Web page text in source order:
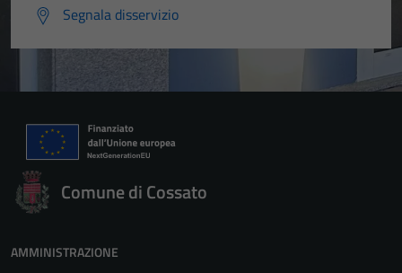
Segnala disservizio
Comune di Cossato
AMMINISTRAZIONE